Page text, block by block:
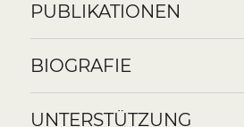
PUBLIKATIONEN
BIOGRAFIE
UNTERSTÜTZUNG